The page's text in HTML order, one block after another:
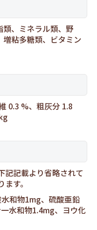
、ミネラル類、野
粘多糖類、ビタミン
0.3 %、粗灰分 1.8
記記載より省略されて
す。
和物1mg、硫酸亜鉛
水和物1.4mg、ヨウ化